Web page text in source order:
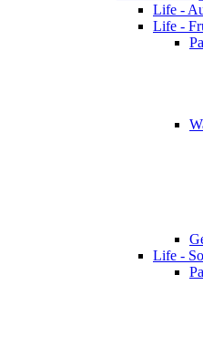
Life -
Life -
Life -